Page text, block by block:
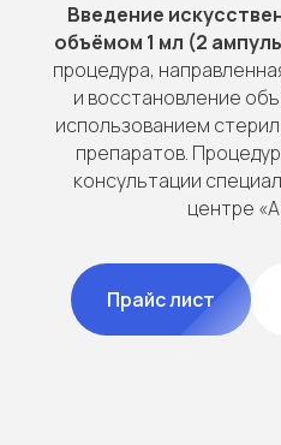
Введение
объёмом 1 мл (2
процедура,
и восстановление
использованием
препаратов.
консультации
центре
Прайс лист